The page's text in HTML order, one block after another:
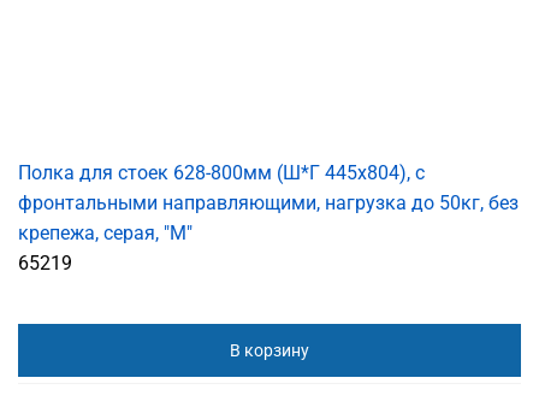
Полка для стоек 628-800мм (Ш*Г 445x804), с
фронтальными направляющими, нагрузка до 50кг, без
крепежа, серая, "М"
65219
В корзину